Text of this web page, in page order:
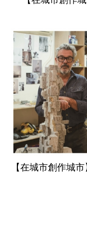
【在城市創作城